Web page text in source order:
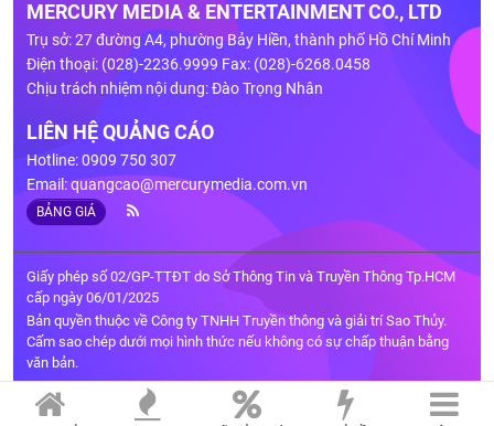
MERCURY MEDIA & ENTERTAINMENT CO., LTD
Trụ sở: 27 đường A4, phường Bảy Hiền, thành phố Hồ Chí Minh
Điện thoại: (028)-2236.9999 Fax: (028)-6268.0458
Chịu trách nhiệm nội dung: Đào Trọng Nhân
LIÊN HỆ QUẢNG CÁO
Hotline: 0909 750 307
Email:quangcao@mercurymedia.com.vn
BẢNG GIÁ
Giấy phép số 02/GP-TTĐT do Sở Thông Tin và Truyền Thông Tp.HCM
cấp ngày 06/01/2025
Bản quyền thuộc về Công ty TNHH Truyền thông và giải trí Sao Thủy.
Cấm sao chép dưới mọi hình thức nếu không có sự chấp thuận bằng
văn bản.